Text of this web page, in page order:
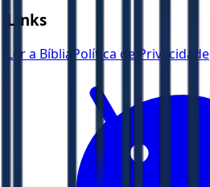
Links
Ler a Bíblia Política de Privacidade